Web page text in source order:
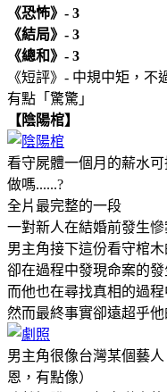
《恐怖》- 3
《結局》- 3
《總和》- 3
《短評》- 中規中矩，
有點「驚驚」
【陰陽棺】
看守屍體一個月的薪水
做嗎......?
全片最完整的一段
一對新人在結婚前發生
男主角接下這份看守棺
卻在過程中發現命案的
而他也在尋找真相的過
然而最終事實卻遠超乎他
男主角很像台灣某個藝
恩，有點像）